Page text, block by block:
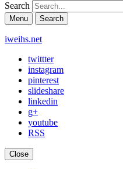
Search
Menu Search
iweihs.net
twittter
instagram
pinterest
slideshare
linkedin
g+
youtube
RSS
Close